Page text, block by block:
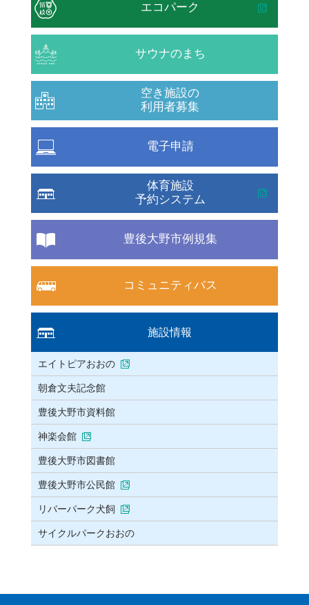
エコパーク
サウナのまち
空き施設の
利用者募集
電子申請
体育施設
予約システム
豊後大野市例規集
コミュニティバス
施設情報
エイトピアおおの
朝倉文夫記念館
豊後大野市資料館
神楽会館
豊後大野市図書館
豊後大野市公民館
リバーパーク犬飼
サイクルパークおおの